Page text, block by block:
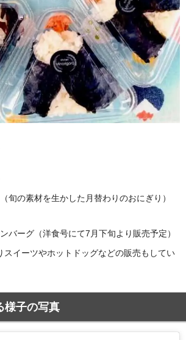
旬の素材を生かした月替わりのおにぎり）
バーグ（洋食号にて7月下旬より販売予定）
イーツやホットドッグなどの販売もしてい
様子の写真